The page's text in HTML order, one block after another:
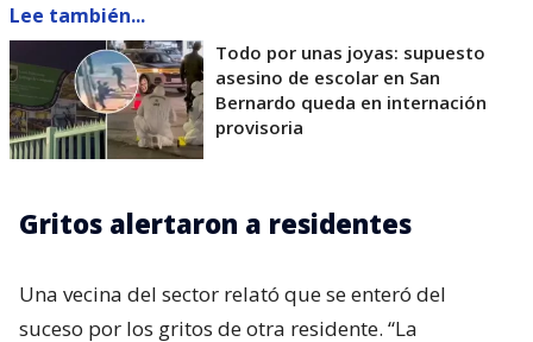
Lee también...
Todo por unas joyas: supuesto
asesino de escolar en San
Bernardo queda en internación
provisoria
Gritos alertaron a residentes
Una vecina del sector relató que se enteró del
suceso por los gritos de otra residente. “La